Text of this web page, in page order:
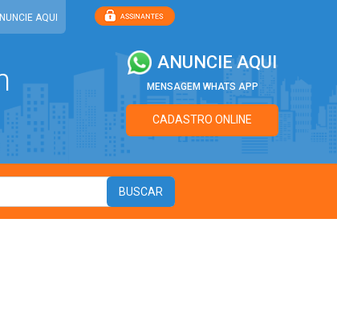
AQUI
ANUNCIE AQUI
MENSAGEM WHATS APP
CADASTRO ONLINE